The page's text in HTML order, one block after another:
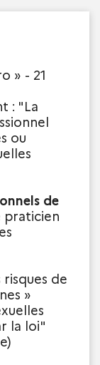
» - 21
: "La
ou
de
praticien
de
»
la loi"